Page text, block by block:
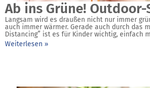
Ab ins Grüne!
Langsam wird es draußen nicht nur immer
auch immer wärmer. Gerade auch durch das
Distancing” ist es für Kinder wichtig, einfach
Weiterlesen »